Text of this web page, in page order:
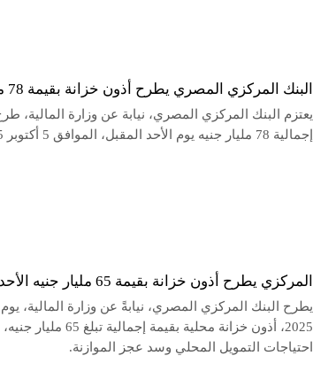
البنك المركزي المصري يطرح أذون خزانة بقيمة 78 مليار جنيه غدًا
يعتزم البنك المركزي المصري، نيابة عن وزارة المالية،
إجمالية 78 مليار جنيه يوم الأحد المقبل، الموافق 5 أكتوبر 2025.
المركزي يطرح أذون خزانة بقيمة 65 مليار جنيه الأحد المقبل
2025، أذون خزانة محلية
احتياجات التمويل المحلي وسد عجز الموازنة.